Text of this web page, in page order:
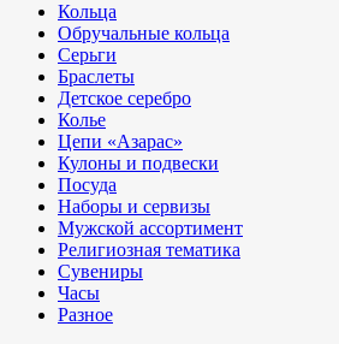
Кольца
Обручальные кольца
Серьги
Браслеты
Детское серебро
Колье
Цепи «Азарас»
Кулоны и подвески
Посуда
Наборы и сервизы
Мужской ассортимент
Религиозная тематика
Сувениры
Часы
Разное